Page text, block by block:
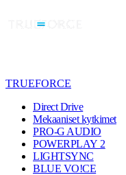
TRUEFORCE
Direct Drive
Mekaaniset kytkimet
PRO-G AUDIO
POWERPLAY 2
LIGHTSYNC
BLUE VO!CE